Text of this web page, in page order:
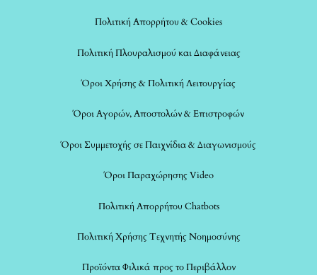
Πολιτική Απορρήτου & Cookies
Πολιτική Πλουραλισμού και Διαφάνειας
Όροι Χρήσης & Πολιτική Λειτουργίας
Όροι Αγορών, Αποστολών & Επιστροφών
Όροι Συμμετοχής σε Παιχνίδια & Διαγωνισμούς
Όροι Παραχώρησης Video
Πολιτική Απορρήτου Chatbots
Πολιτική Χρήσης Τεχνητής Νοημοσύνης
Προϊόντα Φιλικά προς το Περιβάλλον